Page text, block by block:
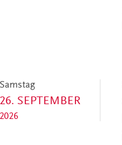
Samstag
26. SEPTEMBER
2026